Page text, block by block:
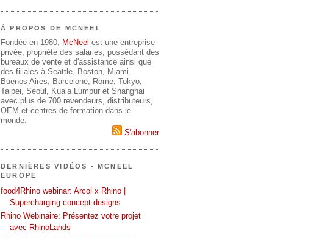
À PROPOS DE MCNEEL
Fondée en 1980, McNeel est une entreprise
privée, propriété des salariés, possédant des
bureaux de vente et d'assistance ainsi que
des filiales à Seattle, Boston, Miami,
Buenos Aires, Barcelone, Rome, Tokyo,
Taipei, Séoul, Kuala Lumpur et Shanghai
avec plus de 700 revendeurs, distributeurs,
OEM et centres de formation dans le
monde.
S'abonner
DERNIÈRES VIDÉOS - MCNEEL
EUROPE
food4Rhino webinar: Arcol x Rhino |
Supercharging concept designs
Rhino Webinaire: Présentez votre projet
avec RhinoLands